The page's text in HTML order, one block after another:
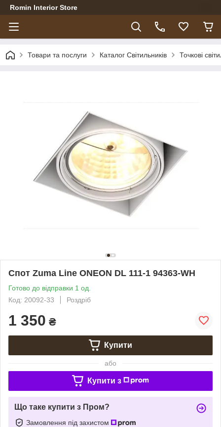
Romin Interior Store
Товари та послуги Каталог Світильників Точкові
Спот Zuma Line ONEON DL 111-1 94363-WH
Готово до відправки 1 од.
Код: 20092-33
Роздріб
1 350 ₴
Купити
або
Купити з
Що таке купити з Пром?
Замовлення під захистом